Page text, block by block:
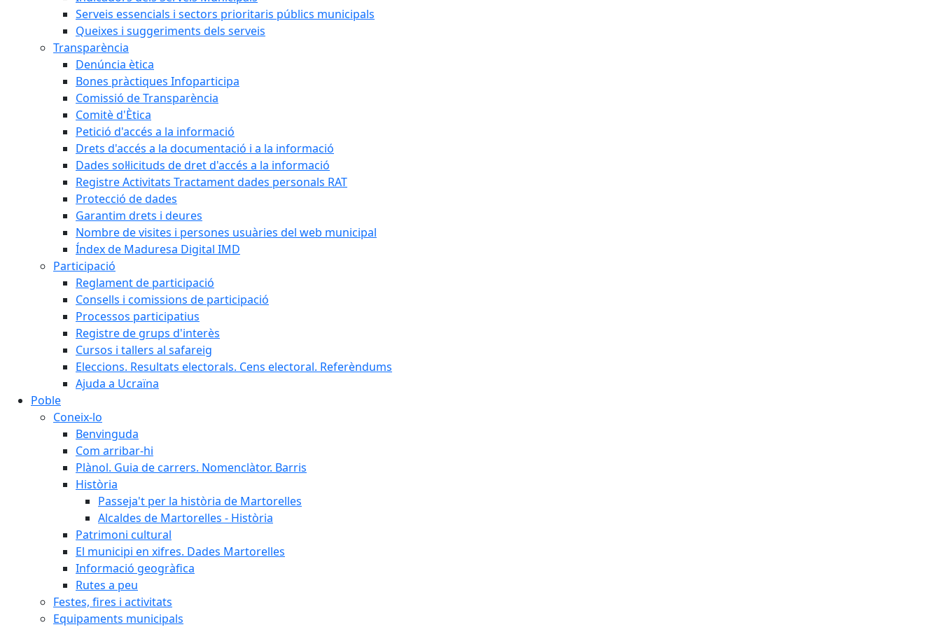
Serveis essencials i sectors prioritaris públics municipals
Queixes i suggeriments dels serveis
Transparència
Denúncia ètica
Bones pràctiques Infoparticipa
Comissió de Transparència
Comitè d'Ètica
Petició d'accés a la informació
Drets d'accés a la documentació i a la informació
Dades sol·licituds de dret d'accés a la informació
Registre Activitats Tractament dades personals RAT
Protecció de dades
Garantim drets i deures
Nombre de visites i persones usuàries del web municipal
Índex de Maduresa Digital IMD
Participació
Reglament de participació
Consells i comissions de participació
Processos participatius
Registre de grups d'interès
Cursos i tallers al safareig
Eleccions. Resultats electorals. Cens electoral. Referèndums
Ajuda a Ucraïna
Poble
Coneix-lo
Benvinguda
Com arribar-hi
Plànol. Guia de carrers. Nomenclàtor. Barris
Història
Passeja't per la història de Martorelles
Alcaldes de Martorelles - Història
Patrimoni cultural
El municipi en xifres. Dades Martorelles
Informació geogràfica
Rutes a peu
Festes, fires i activitats
Equipaments municipals